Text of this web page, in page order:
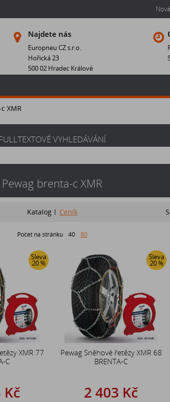
Najdete nás
Europneu CZ s.r.o.
Hořická 23
500 02 Hradec Králové
XMR
VYHLEDÁVÁNÍ
Pewag brenta-c XMR
Katalog Ceník
Počet na stránku 40 80
Sleva
20 %
XMR 77
C
Kč
Sleva
20 %
Pewag Sněhové řetězy XMR 68
BRENTA-C
2 403 Kč